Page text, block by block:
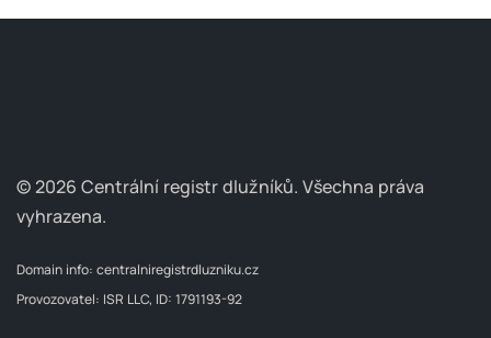
© 2026 Centrální registr dlužníků. Všechna práva
vyhrazena.
Domain info: centralniregistrdluzniku.cz
Provozovatel: ISR LLC, ID: 1791193-92